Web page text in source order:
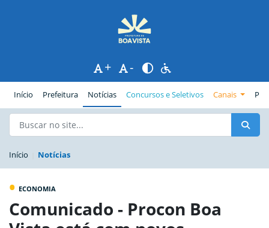
+ -
Início Prefeitura(página atual)
Notícias Concursos e Seletivos Canais
Início Notícias
• ECONOMIA
Comunicado - Procon Boa